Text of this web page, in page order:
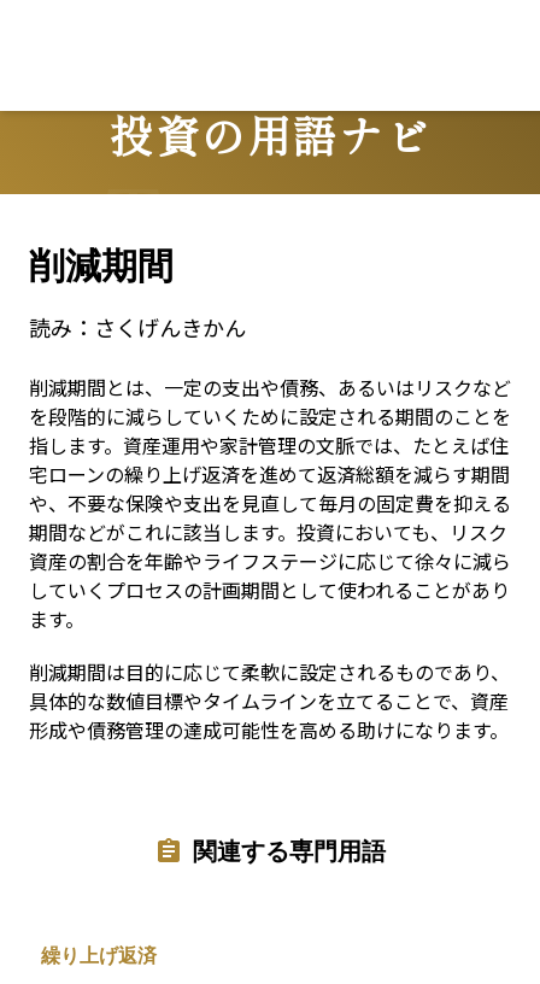
投資の用語ナビ
Terms
削減期間
読み： さくげんきかん
削減期間とは、一定の支出や債務、あるいはリスクなど
を段階的に減らしていくために設定される期間のことを
指します。資産運用や家計管理の文脈では、たとえば住
宅ローンの繰り上げ返済を進めて返済総額を減らす期間
や、不要な保険や支出を見直して毎月の固定費を抑える
期間などがこれに該当します。投資においても、リスク
資産の割合を年齢やライフステージに応じて徐々に減ら
していくプロセスの計画期間として使われることがあり
ます。
削減期間は目的に応じて柔軟に設定されるものであり、
具体的な数値目標やタイムラインを立てることで、資産
形成や債務管理の達成可能性を高める助けになります。
関連する専門用語
繰り上げ返済